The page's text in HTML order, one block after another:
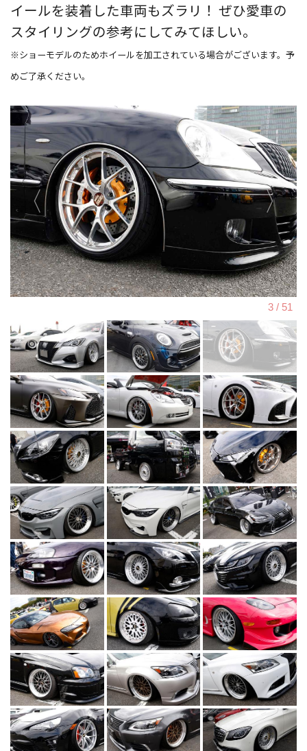
イールを装着した車両もズラリ！ ぜひ愛車の
スタイリングの参考にしてみてほしい。
※ショーモデルのためホイールを加工されている場合がございます。予
めご了承ください。